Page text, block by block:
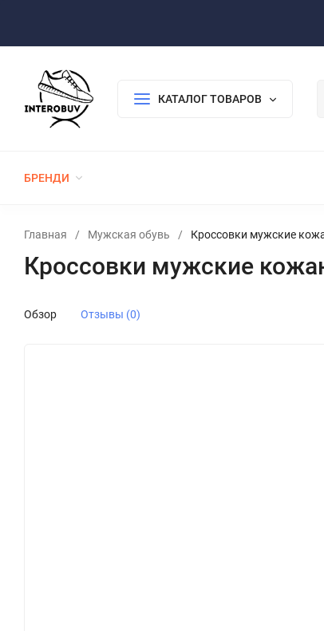
КАТАЛОГ ТОВАРОВ
БРЕНДИ
Главная / Мужская обувь / Кроссовки мужские
Кроссовки мужские
Обзор Отзывы (0)